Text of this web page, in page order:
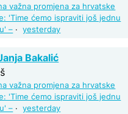
važna promjena za hrvatske
'Time ćemo ispraviti još jednu
– ·yesterday
Bakalić
važna promjena za hrvatske
'Time ćemo ispraviti još jednu
– ·yesterday